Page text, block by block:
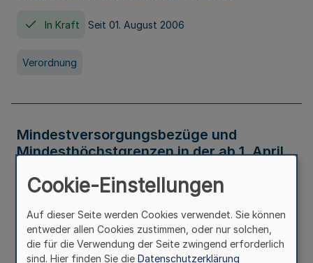
In Kraft Seit 01. August 2006
Verordnung
Mindestversorgungsbezüge und
Mindesthöchstgrenzen in der ab 1. April
Verwaltungsvorschrift
Cookie-Einstellungen
Auf dieser Seite werden Cookies verwendet. Sie können
entweder allen Cookies zustimmen, oder nur solchen,
die für die Verwendung der Seite zwingend erforderlich
sind. Hier finden Sie die Datenschutzerklärung